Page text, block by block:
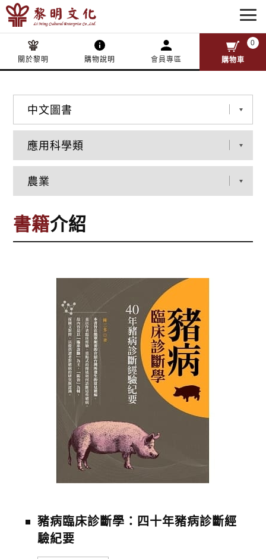
關於黎明 購物說明 會員專區
0
購物車
書籍介紹
豬病臨床診斷學：四十年豬病診斷經
驗紀要